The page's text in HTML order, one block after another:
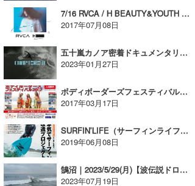
7/16 RVCA / H BEAUTY&YOUTH presents “Hello, future day” リリースパーティー!!
2017年07月08日
五十嵐カノア密着ドキュメンタリー【CHAPTERS II】が公開された
2023年01月27日
ボディボーダーズフェスティバル今年も横浜ワールドポーターズにて開催！
2017年03月17日
SURFIN’LIFE（サーフィンライフ）7月号は6/10（月）発売！【AD】
2019年06月08日
鵠沼｜2023/5/29(月)【波伝説ドローン】たっちーの空撮
2023年07月19日